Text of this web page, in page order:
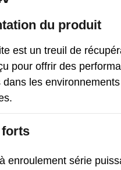
du produit
est un treuil de
pour offrir des
dans les
enroulement série